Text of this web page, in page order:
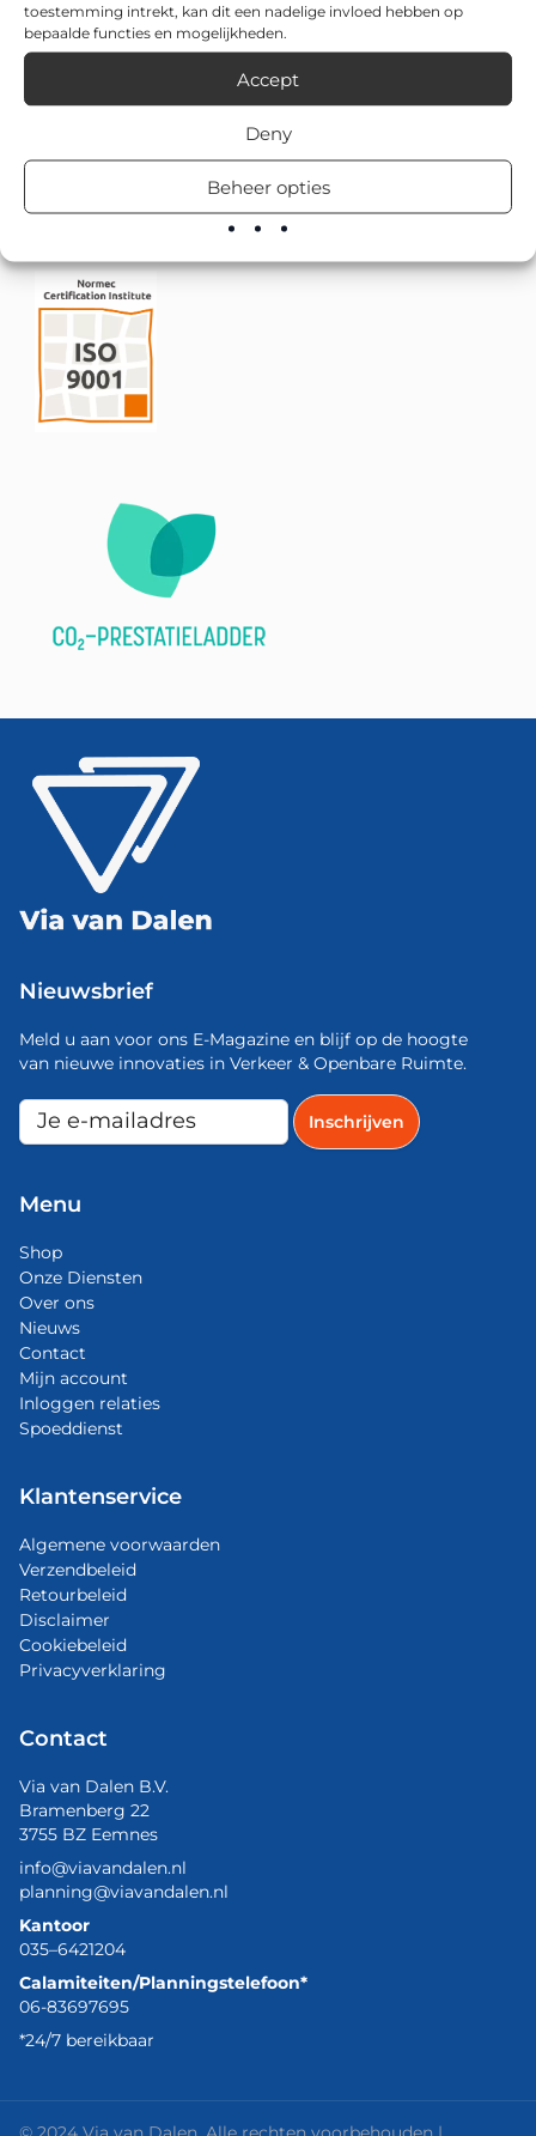
toestemming intrekt, kan dit een nadelige invloed hebben op
bepaalde functies en mogelijkheden.
Accept
Deny
Beheer opties
Nieuwsbrief
Meld u aan voor ons E-Magazine en blijf op de hoogte
van nieuwe innovaties in Verkeer & Openbare Ruimte.
Menu
Shop
Onze Diensten
Over ons
Nieuws
Contact
Mijn account
Inloggen relaties
Spoeddienst
Klantenservice
Algemene voorwaarden
Verzendbeleid
Retourbeleid
Disclaimer
Cookiebeleid
Privacyverklaring
Contact
Via van Dalen B.V.
Bramenberg 22
3755 BZ Eemnes
info@viavandalen.nl
planning@viavandalen.nl
Kantoor
035–6421204
Calamiteiten/Planningstelefoon*
06-83697695
*24/7 bereikbaar